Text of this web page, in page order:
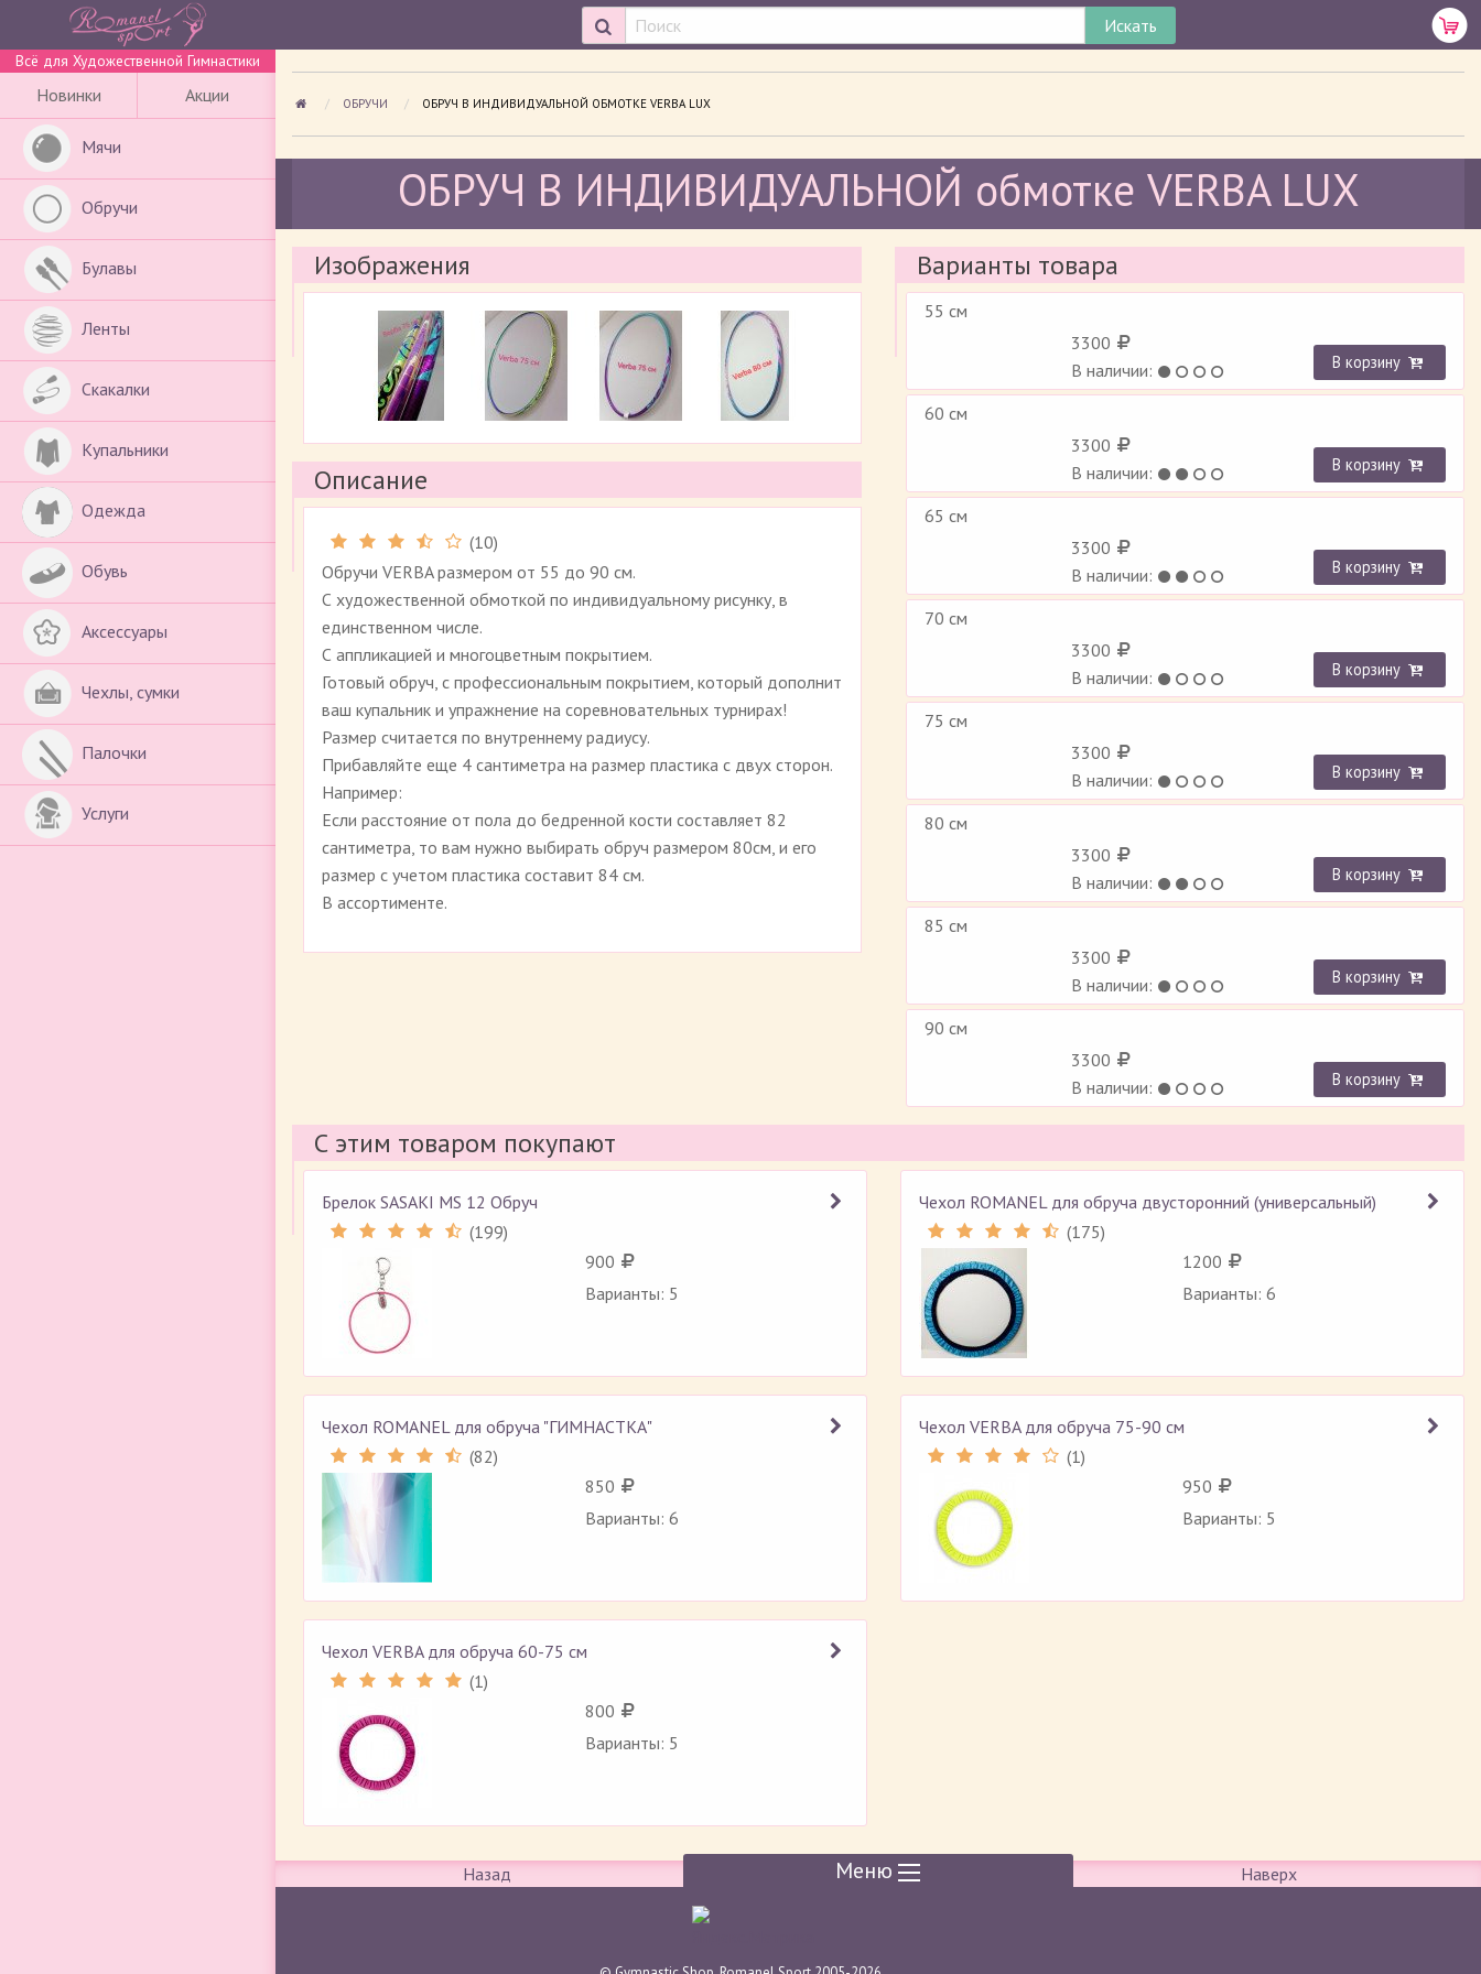
ОБРУЧИ ПРОСМАТРИВАЕМАЯ СТРАНИЦА:
ОБРУЧ В ИНДИВИДУАЛЬНОЙ ОБМОТКЕ VERBA LUX
ОБРУЧ В ИНДИВИДУАЛЬНОЙ обмотке VERBA LUX
Изображения
Описание
(10)
Обручи VERBA размером от 55 до 90 см.
С художественной обмоткой по индивидуальному рисунку, в
единственном числе.
С аппликацией и многоцветным покрытием.
Готовый обруч, с профессиональным покрытием, который дополнит
ваш купальник и упражнение на соревновательных турнирах!
Размер считается по внутреннему радиусу.
Прибавляйте еще 4 сантиметра на размер пластика с двух сторон.
Например:
Если расстояние от пола до бедренной кости составляет 82
сантиметра, то вам нужно выбирать обруч размером 80см, и его
размер с учетом пластика составит 84 см.
В ассортименте.
Варианты товара
55 см
3300
В наличии:
В корзину
60 см
3300
В наличии:
В корзину
65 см
3300
В наличии:
В корзину
70 см
3300
В наличии:
В корзину
75 см
3300
В наличии:
В корзину
80 см
3300
В наличии:
В корзину
85 см
3300
В наличии:
В корзину
90 см
3300
В наличии:
В корзину
С этим товаром покупают
Брелок SASAKI MS 12 Обруч
(199)
900
Варианты: 5
Чехол ROMANEL для обруча двусторонний (универсальный)
(175)
1200
Варианты: 6
Чехол ROMANEL для обруча "ГИМНАСТКА"
(82)
850
Варианты: 6
Чехол VERBA для обруча 75-90 см
(1)
950
Варианты: 5
Чехол VERBA для обруча 60-75 см
(1)
800
Варианты: 5
Назад Меню Наверх
Всё для Художественной Гимнастики
Новинки Акции
Мячи
Обручи
Булавы
Ленты
Скакалки
Купальники
Одежда
Обувь
Аксессуары
Чехлы, сумки
Палочки
Услуги